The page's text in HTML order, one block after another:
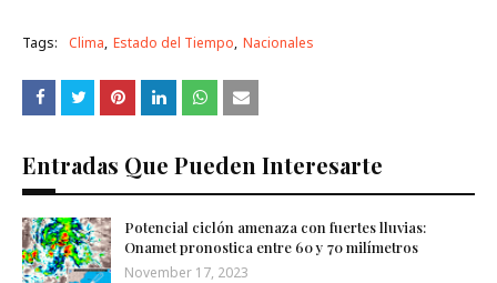
Tags: Clima Estado del Tiempo Nacionales
Entradas Que Pueden Interesarte
Potencial ciclón amenaza con fuertes lluvias:
Onamet pronostica entre 60 y 70 milímetros
November 17, 2023